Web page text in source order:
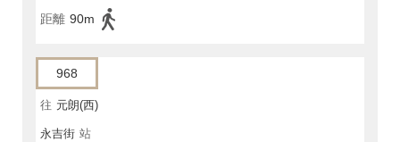
距離 90m
968
往 元朗(西)
永吉街 站